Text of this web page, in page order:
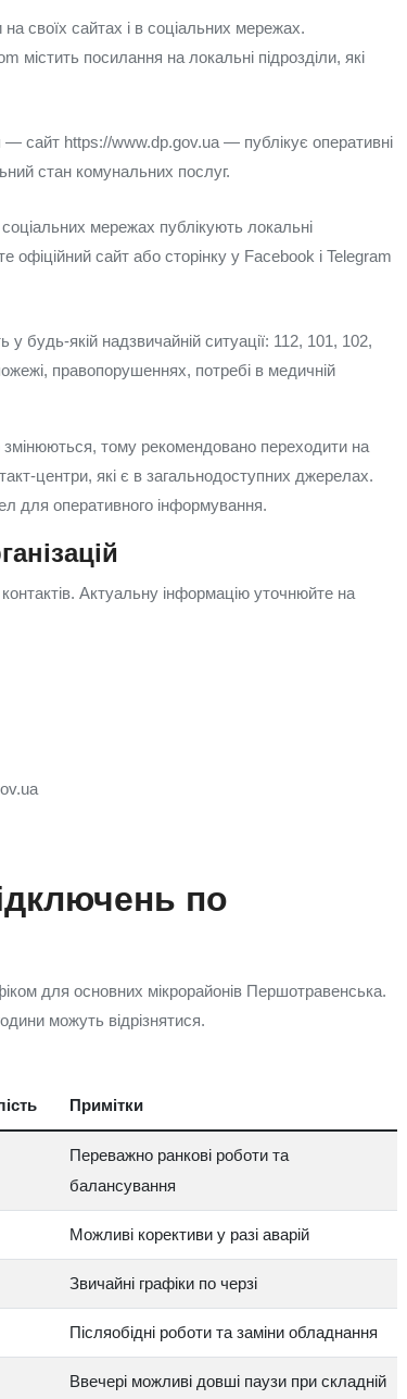
на своїх сайтах і в соціальних мережах.
посилання на локальні підрозділи, які
— сайт https://www.dp.gov.ua — публікує оперативні
стан комунальних послуг.
мережах публікують локальні
сайт або сторінку у Facebook і Telegram
будь‑якій надзвичайній ситуації: 112, 101, 102,
правопорушеннях, потребі в медичній
змінюються, тому рекомендовано переходити на
які є в загальнодоступних джерелах.
для оперативного інформування.
Актуальну інформацію уточнюйте на
по
для основних мікрорайонів Першотравенська.
можуть відрізнятися.
Примітки
Переважно ранкові роботи та
балансування
Можливі корективи у разі аварій
Звичайні графіки по черзі
Післяобідні роботи та заміни обладнання
Ввечері можливі довші паузи при складній